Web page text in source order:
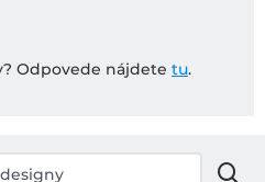
Odpovede nájdete tu.